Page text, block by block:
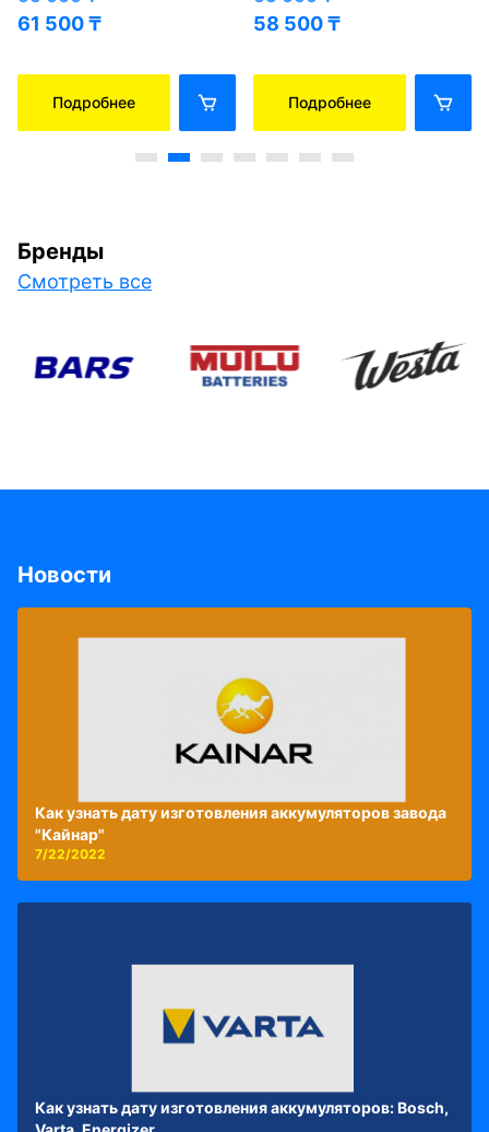
61 500₸
Подробнее
58 500₸
Подробнее
Бренды
Смотреть все
Новости
Как узнать дату изготовления аккумуляторов завода
"Кайнар"
7/22/2022
Как узнать дату изготовления аккумуляторов: Bosch,